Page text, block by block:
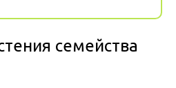
семейства